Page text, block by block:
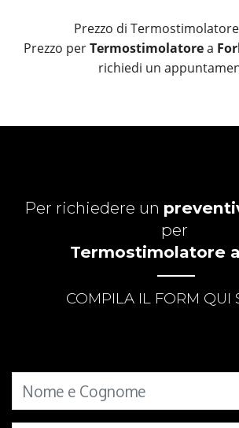
Prezzo di
Prezzo perTermostimolatorea
richiedi un
Per richiedere un
per
Termostimolatore
COMPILA IL FORM QUI